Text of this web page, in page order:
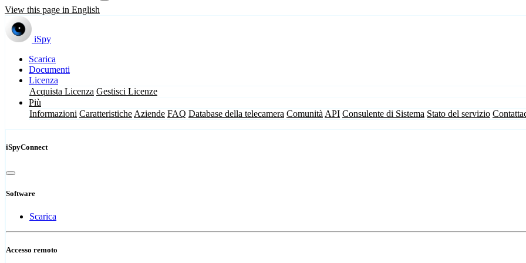
View this page in English
iSpy
Scarica
Documenti
Licenza
Acquista Licenza Gestisci Licenze
Più
Informazioni Caratteristiche Aziende FAQ Database della telecamera Comunità API Consulente di Sistema Stato del servizio
iSpyConnect
Software
Scarica
Accesso remoto